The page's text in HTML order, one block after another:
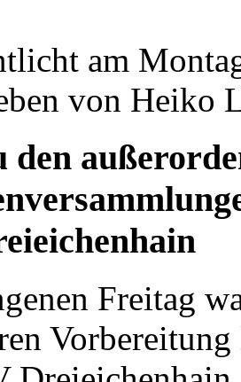
am
von Heiko
den
Freitag